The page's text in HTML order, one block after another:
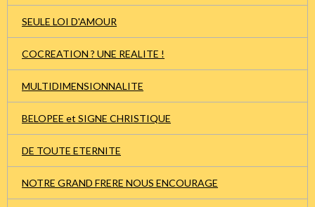
SEULE LOI D'AMOUR
COCREATION ? UNE REALITE !
MULTIDIMENSIONNALITE
BELOPEE et SIGNE CHRISTIQUE
DE TOUTE ETERNITE
NOTRE GRAND FRERE NOUS ENCOURAGE